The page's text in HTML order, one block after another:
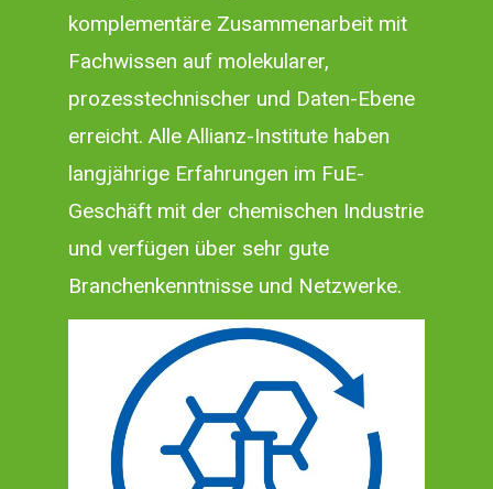
komplementäre Zusammenarbeit mit
Fachwissen auf molekularer,
prozesstechnischer und Daten-Ebene
erreicht. Alle Allianz-Institute haben
langjährige Erfahrungen im FuE-
Geschäft mit der chemischen Industrie
und verfügen über sehr gute
Branchenkenntnisse und Netzwerke.